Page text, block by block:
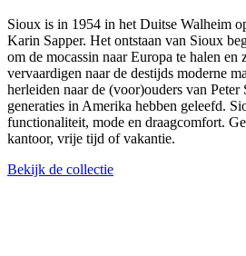
Sioux is in 1954 in het Duitse Walheim
Karin Sapper. Het ontstaan van Sioux
om de mocassin naar Europa te halen en
vervaardigen naar de destijds moderne
herleiden naar de (voor)ouders van Peter
generaties in Amerika hebben geleefd.
functionaliteit, mode en draagcomfort.
kantoor, vrije tijd of vakantie.
Bekijk de collectie